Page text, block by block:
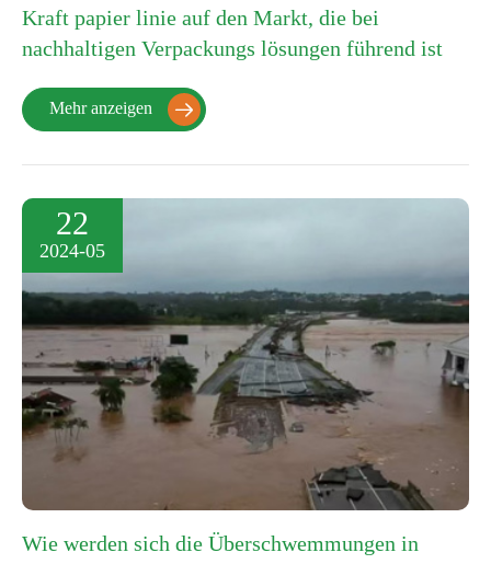
Kraft papier linie auf den Markt, die bei
nachhaltigen Verpackungs lösungen führend ist
Mehr anzeigen 
22
2024-05
Wie werden sich die Überschwemmungen in